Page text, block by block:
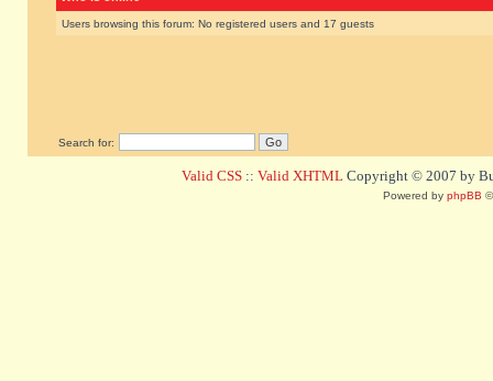
Users browsing this forum: No registered users and 17 guests
Search for:
Valid CSS :: Valid XHTML Copyright © 2007 by
Powered by phpBB